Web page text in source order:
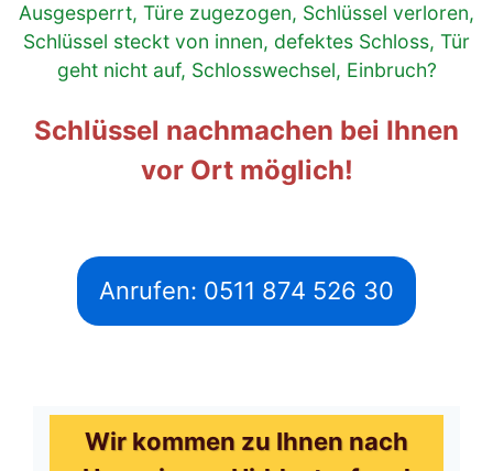
Ausgesperrt, Türe zugezogen, Schlüssel verloren,
Schlüssel steckt von innen, defektes Schloss, Tür
geht nicht auf, Schlosswechsel, Einbruch?
Schlüssel nachmachen bei Ihnen
vor Ort möglich!
Anrufen: 0511 874 526 30
Wir kommen zu Ihnen nach